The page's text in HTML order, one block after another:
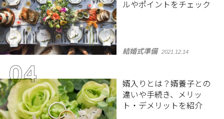
ルやポイントをチェック
結婚式準備 2021.12.14
婿入りとは？婿養子との
違いや手続き、メリッ
ト・デメリットを紹介